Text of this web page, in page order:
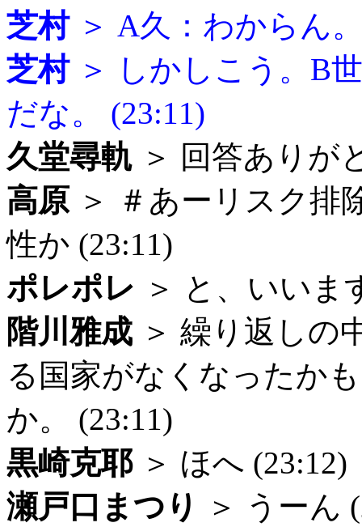
芝村＞ A久：わからん
芝村＞ しかしこう。B
だな。 (23:11)
久堂尋軌 ＞ 回答ありが
高原 ＞ ＃あーリスク排
性か (23:11)
ポレポレ ＞ と、いいま
階川雅成 ＞ 繰り返しの
る国家がなくなったか
か。 (23:11)
黒崎克耶＞ ほへ (23:12)
瀬戸口まつり
＞ うーん